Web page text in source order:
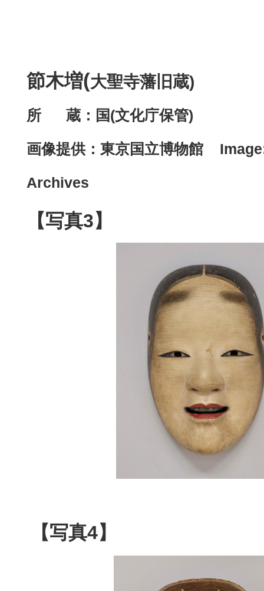
節木増(大聖寺藩旧蔵)
所 蔵：国(文化庁保管)
画像提供： 東京国立博物館
Archives
【写真3】
【写真4】